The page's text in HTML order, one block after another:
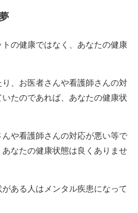
の健康ではなく、あなたの健康
、お医者さんや看護師さんの対
たのであれば、あなたの健康状
や看護師さんの対応が悪い等で
なたの健康状態は良くありませ
ある人はメンタル疾患になって